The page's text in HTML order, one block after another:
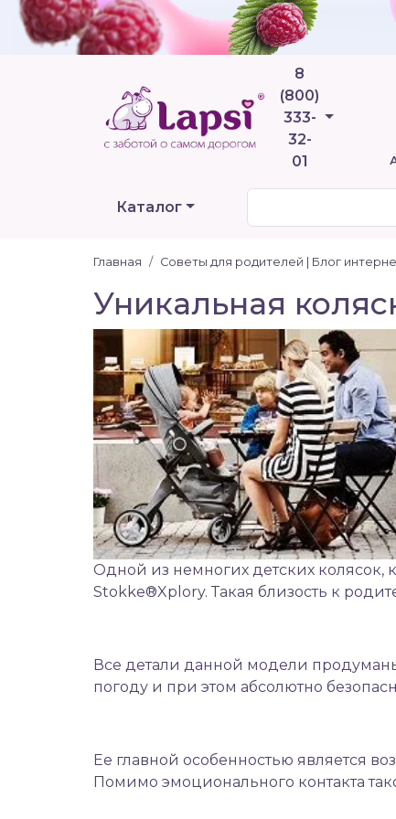
8
(800)
333-
32-
01
Телефоны
Каталог
Главная Советы для родителей | Блог
Уникальная
Одной из немногих детских колясок,
Stokke®Xplory. Такая близость к
Все детали данной модели
погоду и при этом абсолютно
Ее главной особенностью является
Помимо эмоционального контакта